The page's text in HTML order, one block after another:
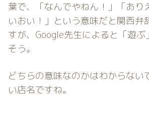
葉で、「なんでやねん！」「あり
いおい！」という意味だと関西弁
すが、Google先生によると「遊
そう。
どちらの意味なのかはわからない
い店名ですね。